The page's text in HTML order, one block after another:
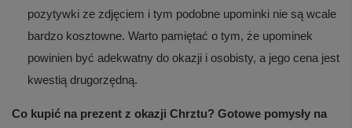
pozytywki ze zdjęciem i tym podobne upominki nie są wcale
bardzo kosztowne. Warto pamiętać o tym, że upominek
powinien być adekwatny do okazji i osobisty, a jego cena jest
kwestią drugorzędną.
Co kupić na prezent z okazji Chrztu? Gotowe pomysły na